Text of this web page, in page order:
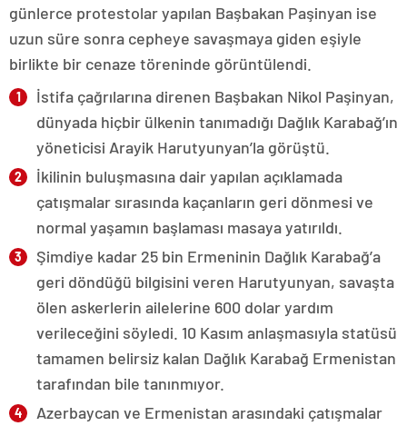
günlerce protestolar yapılan Başbakan Paşinyan ise
uzun süre sonra cepheye savaşmaya giden eşiyle
birlikte bir cenaze töreninde görüntülendi.
İstifa çağrılarına direnen Başbakan Nikol Paşinyan,
dünyada hiçbir ülkenin tanımadığı Dağlık Karabağ’ın
yöneticisi Arayik Harutyunyan’la görüştü.
İkilinin buluşmasına dair yapılan açıklamada
çatışmalar sırasında kaçanların geri dönmesi ve
normal yaşamın başlaması masaya yatırıldı.
Şimdiye kadar 25 bin Ermeninin Dağlık Karabağ’a
geri döndüğü bilgisini veren Harutyunyan, savaşta
ölen askerlerin ailelerine 600 dolar yardım
verileceğini söyledi. 10 Kasım anlaşmasıyla statüsü
tamamen belirsiz kalan Dağlık Karabağ Ermenistan
tarafından bile tanınmıyor.
Azerbaycan ve Ermenistan arasındaki çatışmalar